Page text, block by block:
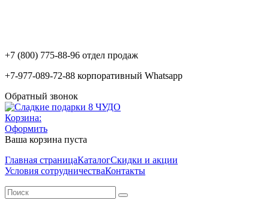
+7 (800) 775-88-96 отдел продаж
+7-977-089-72-88 корпоративный Whatsapp
Обратный звонок
Корзина:
Оформить
Ваша корзина пуста
Главная страницаКаталогСкидки и акции
Условия сотрудничестваКонтакты